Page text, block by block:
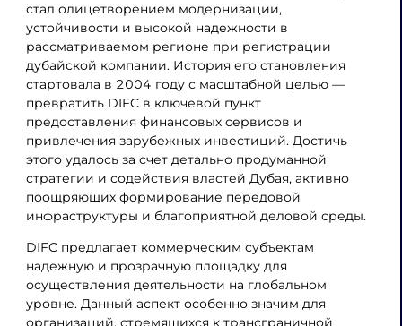
стал олицетворением модернизации,
устойчивости и высокой надежности в
рассматриваемом регионе при регистрации
дубайской компании. История его становления
стартовала в 2004 году с масштабной целью —
превратить DIFC в ключевой пункт
предоставления финансовых сервисов и
привлечения зарубежных инвестиций. Достичь
этого удалось за счет детально продуманной
стратегии и содействия властей Дубая, активно
поощряющих формирование передовой
инфраструктуры и благоприятной деловой среды.
DIFC предлагает коммерческим субъектам
надежную и прозрачную площадку для
осуществления деятельности на глобальном
уровне. Данный аспект особенно значим для
организаций, стремящихся к трансграничной